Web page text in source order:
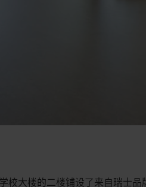
校大楼的二楼铺设了来自瑞士